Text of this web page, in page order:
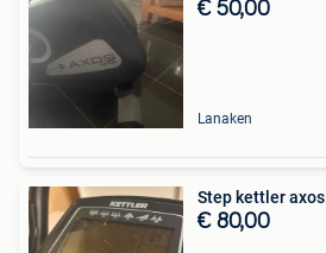
€ 50,00
Lanaken
Step kettler axos
€ 80,00